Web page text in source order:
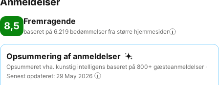
8,5 Fremragende
baseret på 6.219 bedømmelser fra større hjemmesider
Opsummering af anmeldelser
Opsummeret vha. kunstig intelligens baseret på 800+ gæsteanmeldelser ·
Senest opdateret: 29 May 2026